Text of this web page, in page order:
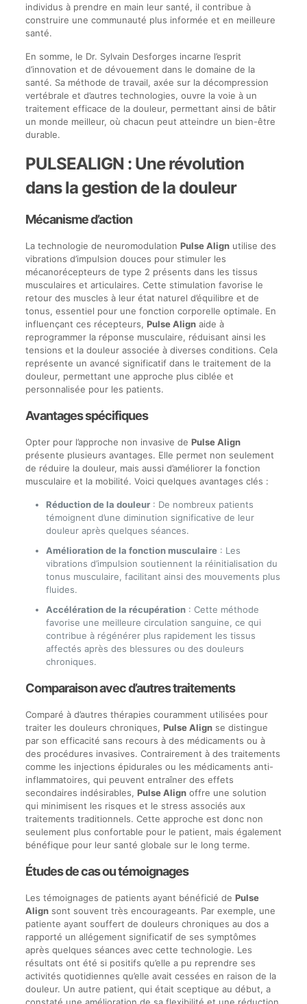
individus à prendre en main leur santé, il contribue à
construire une communauté plus informée et en meilleure
santé.
En somme, le Dr. Sylvain Desforges incarne l’esprit
d’innovation et de dévouement dans le domaine de la
santé. Sa méthode de travail, axée sur la décompression
vertébrale et d’autres technologies, ouvre la voie à un
traitement efficace de la douleur, permettant ainsi de bâtir
un monde meilleur, où chacun peut atteindre un bien-être
durable.
PULSEALIGN : Une révolution
dans la gestion de la douleur
Mécanisme d’action
La technologie de neuromodulation Pulse Alignutilise des
vibrations d’impulsion douces pour stimuler les
mécanorécepteurs de type 2 présents dans les tissus
musculaires et articulaires. Cette stimulation favorise le
retour des muscles à leur état naturel d’équilibre et de
tonus, essentiel pour une fonction corporelle optimale. En
influençant ces récepteurs, Pulse Alignaide à
reprogrammer la réponse musculaire, réduisant ainsi les
tensions et la douleur associée à diverses conditions. Cela
représente un avancé significatif dans le traitement de la
douleur, permettant une approche plus ciblée et
personnalisée pour les patients.
Avantages spécifiques
Opter pour l’approche non invasive de Pulse Align
présente plusieurs avantages. Elle permet non seulement
de réduire la douleur, mais aussi d’améliorer la fonction
musculaire et la mobilité. Voici quelques avantages clés :
Réduction de la douleur: De nombreux patients
témoignent d’une diminution significative de leur
douleur après quelques séances.
Amélioration de la fonction musculaire: Les
vibrations d’impulsion soutiennent la réinitialisation du
tonus musculaire, facilitant ainsi des mouvements plus
fluides.
Accélération de la récupération: Cette méthode
favorise une meilleure circulation sanguine, ce qui
contribue à régénérer plus rapidement les tissus
affectés après des blessures ou des douleurs
chroniques.
Comparaison avec d’autres traitements
Comparé à d’autres thérapies couramment utilisées pour
traiter les douleurs chroniques, Pulse Alignse distingue
par son efficacité sans recours à des médicaments ou à
des procédures invasives. Contrairement à des traitements
comme les injections épidurales ou les médicaments anti-
inflammatoires, qui peuvent entraîner des effets
secondaires indésirables, Pulse Alignoffre une solution
qui minimisent les risques et le stress associés aux
traitements traditionnels. Cette approche est donc non
seulement plus confortable pour le patient, mais également
bénéfique pour leur santé globale sur le long terme.
Études de cas ou témoignages
Les témoignages de patients ayant bénéficié de Pulse
Alignsont souvent très encourageants. Par exemple, une
patiente ayant souffert de douleurs chroniques au dos a
rapporté un allégement significatif de ses symptômes
après quelques séances avec cette technologie. Les
résultats ont été si positifs qu’elle a pu reprendre ses
activités quotidiennes qu’elle avait cessées en raison de la
douleur. Un autre patient, qui était sceptique au début, a